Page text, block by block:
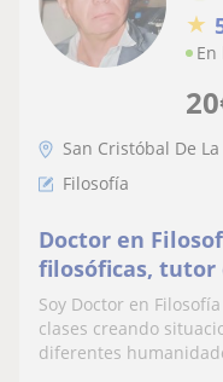
20
★
En
San Cristóbal De
Filosofía
Doctor en
filosóficas, tutor
de grado y
Soy Doctor en
clases creando
diferentes